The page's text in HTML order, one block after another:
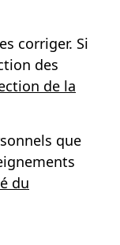
corriger. Si
des
de la
que
du